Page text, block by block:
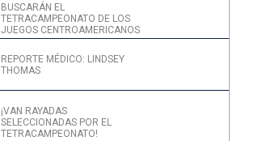
BUSCARÁN EL
TETRACAMPEONATO DE LOS
JUEGOS CENTROAMERICANOS
REPORTE MÉDICO: LINDSEY
THOMAS
¡VAN RAYADAS
SELECCIONADAS POR EL
TETRACAMPEONATO!